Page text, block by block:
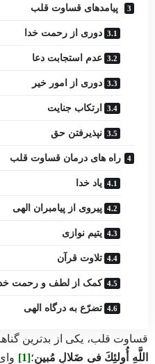
پیامدهای قساوت قلب
دوری از رحمت خدا
عدم استجابت دعا
دوری از امور خیر
ارتکاب جنایت
نپذیرفتن حق
راه های درمان قساوت قلب
یاد خدا
پیروی از پیامبران الهی
یتیم نوازی
تلاوت قرآن
کمک از لطف و رحمت
تضرّع به درگاه الهى
قساوت قلب، یکی از بدترین
اللَّهِ أُولئِكَ فی ضَلالٍ مُبینٍ؛[1]